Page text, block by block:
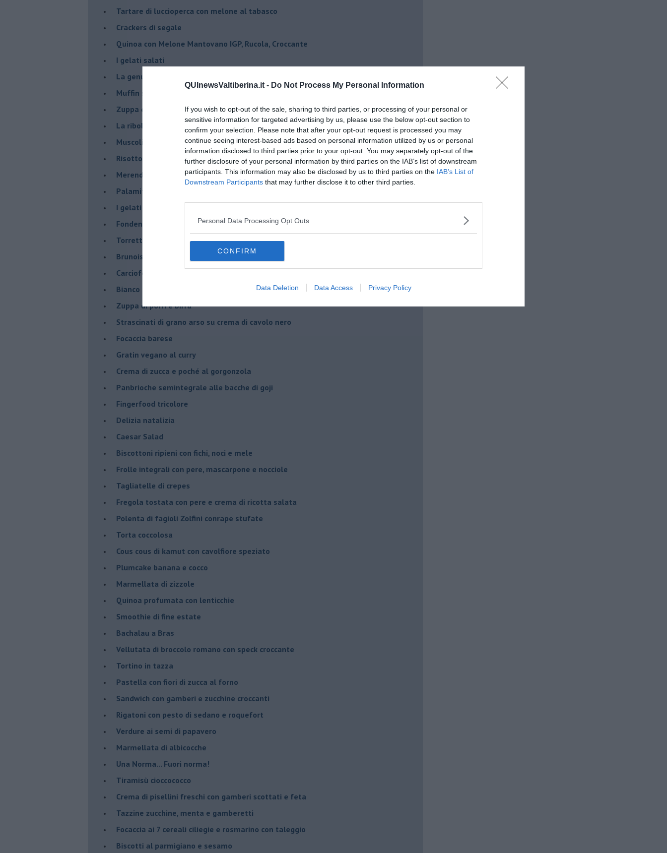
QUInewsValtiberina.it - Do Not Process My Personal Information
If you wish to opt-out of the sale, sharing to third parties, or processing of your personal or
sensitive information for targeted advertising by us, please use the below opt-out section to
confirm your selection. Please note that after your opt-out request is processed you may
continue seeing interest-based ads based on personal information utilized by us or personal
information disclosed to third parties prior to your opt-out. You may separately opt-out of the
further disclosure of your personal information by third parties on the IAB’s list of downstream
participants. This information may also be disclosed by us to third parties on the IAB’s List of
Downstream Participants that may further disclose it to other third parties.
Personal Data Processing Opt Outs
CONFIRM
Data Deletion Data Access Privacy Policy
Tartare di luccioperca con melone al tabasco
Crackers di segale
Quinoa con Melone Mantovano IGP, Rucola, Croccante
I gelati salati
La genuinità come primo ingrediente
Muffin salati al curry e granny smith
Zuppa di porri alla birra, con ...
La ribollita
Muscoli ripieni
Risotto arancia e pistacchi mantecato con taleggio
Merenda da campioni
Palamita? Sì, grazie
I gelati light
Fondente di patata, caprino e germogli di porro
Torretta con crostini piccanti e pesto di broccoli
Brunoise di zucchine con yogurt e senape
Carciofo nel carciofo, al profumo di arancia
Bianco su bianco
Zuppa di porri e birra
Strascinati di grano arso su crema di cavolo nero
Focaccia barese
Gratin vegano al curry
Crema di zucca e poché al gorgonzola
Panbrioche semintegrale alle bacche di goji
Fingerfood tricolore
Delizia natalizia
Caesar Salad
Biscottoni ripieni con fichi, noci e mele
Frolle integrali con pere, mascarpone e nocciole
Tagliatelle di crepes
Fregola tostata con pere e crema di ricotta salata
Polenta di fagioli Zolfini conrape stufate
Torta coccolosa
Cous cous di kamut con cavolfiore speziato
Plumcake banana e cocco
Marmellata di zizzole
Quinoa profumata con lenticchie
Smoothie di fine estate
Bachalau a Bras
Vellutata di broccolo romano con speck croccante
Tortino in tazza
Pastella con fiori di zucca al forno
Sandwich con gamberi e zucchine croccanti
Rigatoni con pesto di sedano e roquefort
Verdure ai semi di papavero
Marmellata di albicocche
Una Norma... Fuori norma!
Tiramisù cioccococco
Crema di pisellini freschi con gamberi scottati e feta
Tazzine zucchine, menta e gamberetti
Focaccia ai 7 cereali ciliegie e rosmarino con taleggio
Biscotti al parmigiano e sesamo